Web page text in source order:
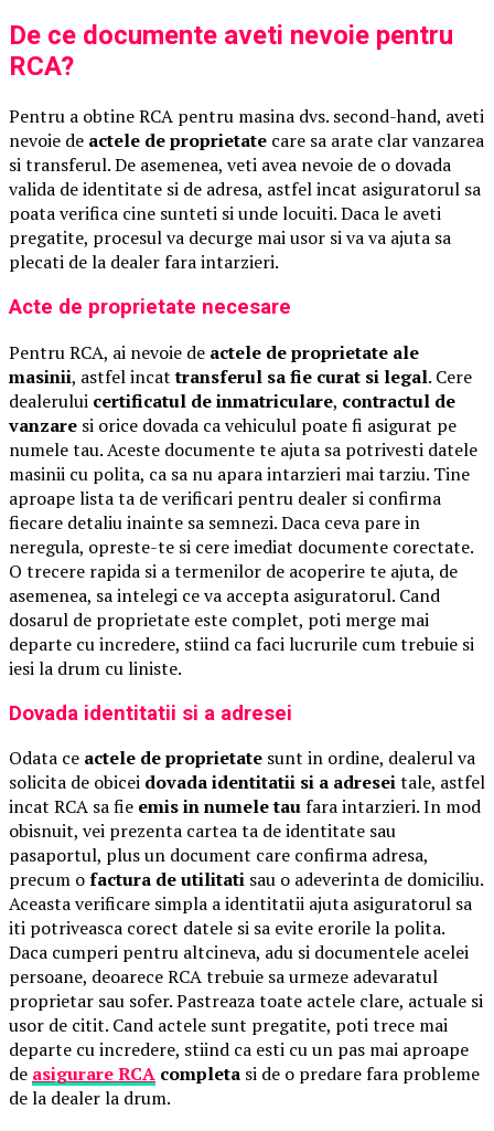
De ce documente aveti nevoie pentru
RCA?
Pentru a obtine RCA pentru masina dvs. second-hand, aveti
nevoie de actele de proprietate care sa arate clar vanzarea
si transferul. De asemenea, veti avea nevoie de o dovada
valida de identitate si de adresa, astfel incat asiguratorul sa
poata verifica cine sunteti si unde locuiti. Daca le aveti
pregatite, procesul va decurge mai usor si va va ajuta sa
plecati de la dealer fara intarzieri.
Acte de proprietate necesare
Pentru RCA, ai nevoie de actele de proprietate ale
masinii, astfel incattransferul sa fie curat si legal. Cere
dealerului certificatul de inmatriculare, contractul de
vanzare si orice dovada ca vehiculul poate fi asigurat pe
numele tau. Aceste documente te ajuta sa potrivesti datele
masinii cu polita, ca sa nu apara intarzieri mai tarziu. Tine
aproape lista ta de verificari pentru dealer si confirma
fiecare detaliu inainte sa semnezi. Daca ceva pare in
neregula, opreste-te si cere imediat documente corectate.
O trecere rapida si a termenilor de acoperire te ajuta, de
asemenea, sa intelegi ce va accepta asiguratorul. Cand
dosarul de proprietate este complet, poti merge mai
departe cu incredere, stiind ca faci lucrurile cum trebuie si
iesi la drum cu liniste.
Dovada identitatii si a adresei
Odata ce actele de proprietate sunt in ordine, dealerul va
solicita de obicei dovada identitatii si a adreseitale, astfel
incat RCA sa fie emis in numele taufara intarzieri. In mod
obisnuit, vei prezenta cartea ta de identitate sau
pasaportul, plus un document care confirma adresa,
precum ofactura de utilitati sau o adeverinta de domiciliu.
Aceasta verificare simpla a identitatii ajuta asiguratorul sa
iti potriveasca corect datele si sa evite erorile la polita.
Daca cumperi pentru altcineva, adu si documentele acelei
persoane, deoarece RCA trebuie sa urmeze adevaratul
proprietar sau sofer. Pastreaza toate actele clare, actuale si
usor de citit. Cand actele sunt pregatite, poti trece mai
departe cu incredere, stiind ca esti cu un pas mai aproape
de asigurare RCA completa si de o predare fara probleme
de la dealer la drum.